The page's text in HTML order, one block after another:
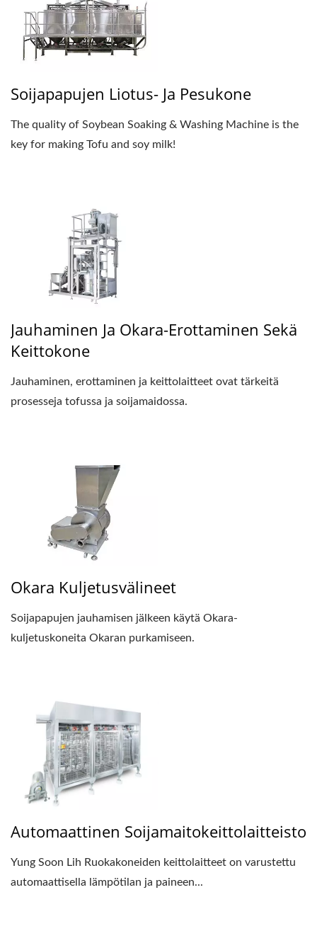
Soijapapujen Liotus- Ja Pesukone
The quality of Soybean Soaking & Washing Machine is the
key for making Tofu and soy milk!
Jauhaminen Ja Okara-Erottaminen Sekä
Keittokone
Jauhaminen, erottaminen ja keittolaitteet ovat tärkeitä
prosesseja tofussa ja soijamaidossa.
Okara Kuljetusvälineet
Soijapapujen jauhamisen jälkeen käytä Okara-
kuljetuskoneita Okaran purkamiseen.
Automaattinen Soijamaitokeittolaitteisto
Yung Soon Lih Ruokakoneiden keittolaitteet on varustettu
automaattisella lämpötilan ja paineen...